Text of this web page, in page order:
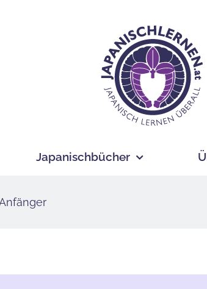
Japanischbücher